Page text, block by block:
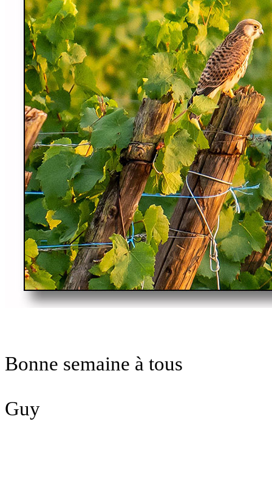
Bonne semaine à tous
Guy